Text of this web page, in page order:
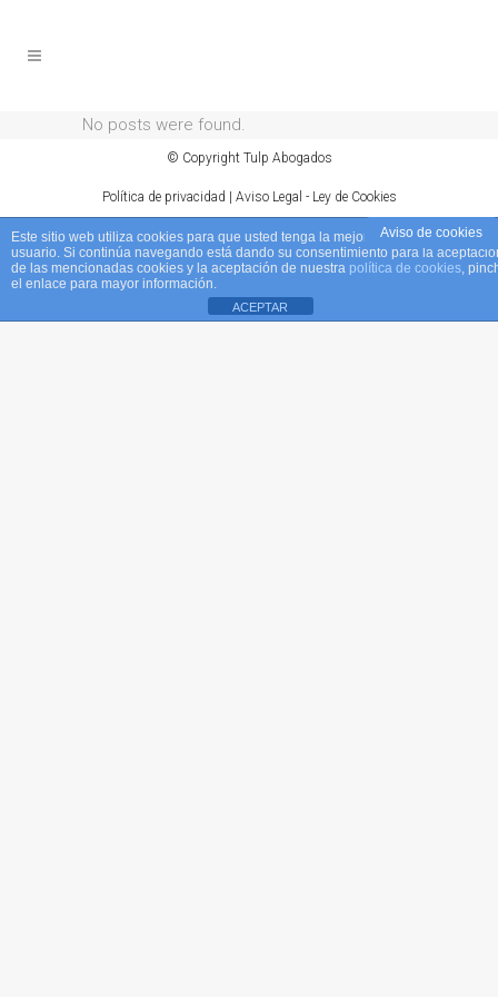
No posts were found.
© Copyright Tulp Abogados
Política de privacidad | Aviso Legal - Ley de Cookies
Este sitio web utiliza cookies para que usted tenga la mejor experiencia de
usuario. Si continúa navegando está dando su consentimiento para la
de las mencionadas cookies y la aceptación de nuestra política de cookies,
el enlace para mayor información.
ACEPTAR
Aviso de cookies